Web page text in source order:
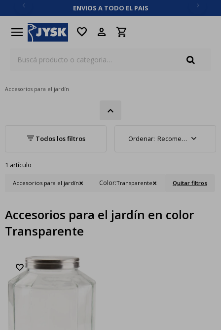
ENVIOS A TODO EL PAIS
menu favorite
Accesorios para el jardín
Recomendados
1 artículo
Accesorios para el jardín Color:Transparente Quitar filtros
Accesorios para el jardín en color
Transparente
close